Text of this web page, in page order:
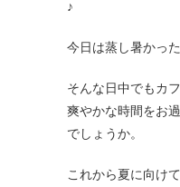
♪
今日は蒸し暑かった
そんな日中でもカ
爽やかな時間をお
でしょうか。
これから夏に向け